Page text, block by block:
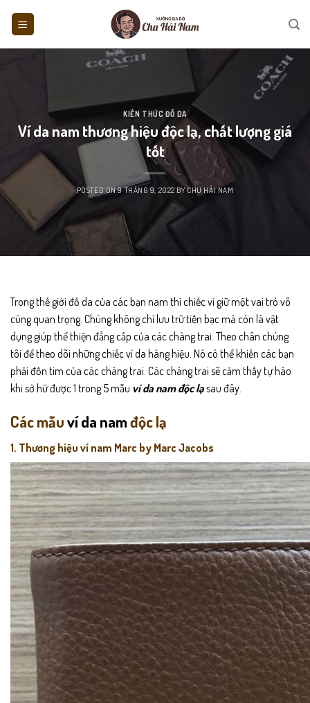
KIẾN THỨC ĐỒ DA
Ví da nam thương hiệu độc lạ, chất lượng giá
tốt
POSTED ON9 THÁNG 9, 2022 BYCHU HẢI NAM
Trong thế giới đồ da của các bạn nam thì chiếc ví giữ một vai trò vô
cùng quan trọng. Chúng không chỉ lưu trữ tiền bạc mà còn là vật
dụng giúp thể thiện đẳng cấp của các chàng trai. Theo chân chúng
tôi để theo dõi những chiếc ví da hàng hiệu. Nó có thể khiến các bạn
phải đốn tim của các chàng trai. Các chàng trai sẽ cảm thấy tự hào
khi sở hữ được 1 trong 5 mẫu ví da nam độc lạsau đây.
Các mẫuví da namđộc lạ
1. Thương hiệu ví nam Marc by Marc Jacobs